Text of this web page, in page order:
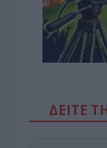
ΔΕΙΤΕ